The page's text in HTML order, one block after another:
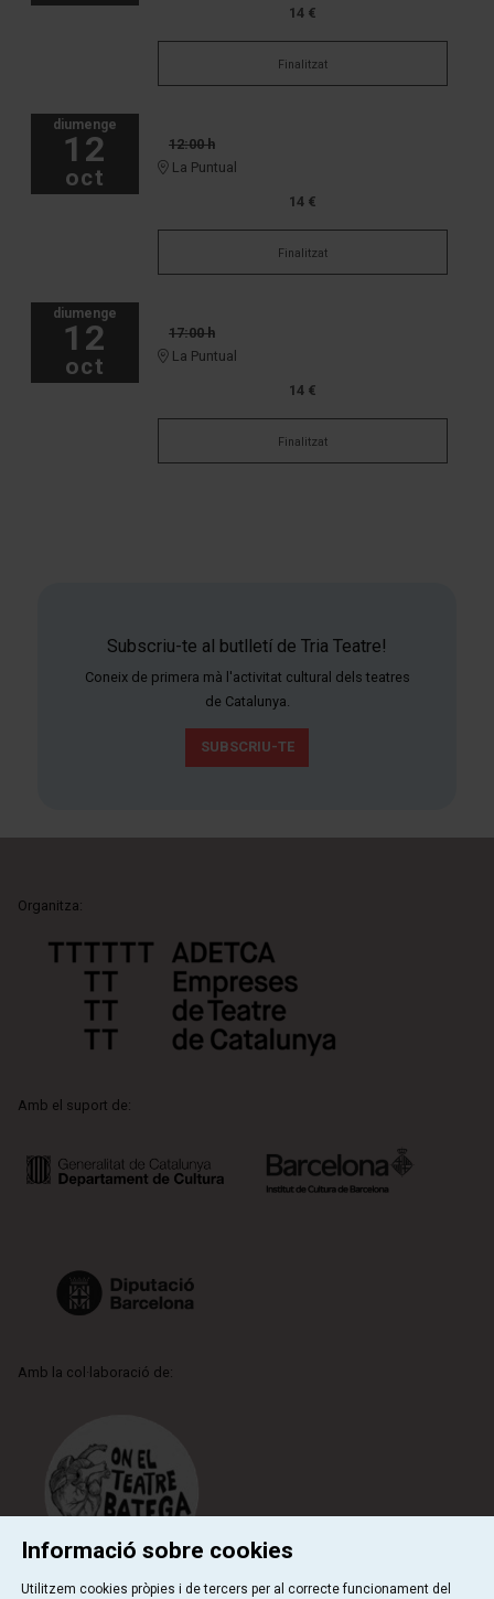
14 €
Finalitzat
diumenge
12
oct
12:00 h
La Puntual
14 €
Finalitzat
diumenge
12
oct
17:00 h
La Puntual
14 €
Finalitzat
Subscriu-te al butlletí de Tria Teatre!
Coneix de primera mà l'activitat cultural dels teatres
de Catalunya.
SUBSCRIU-TE
Organitza:
Amb el suport de:
Amb la col·laboració de:
Informació sobre cookies
Utilitzem cookies pròpies i de tercers per al correcte funcionament del